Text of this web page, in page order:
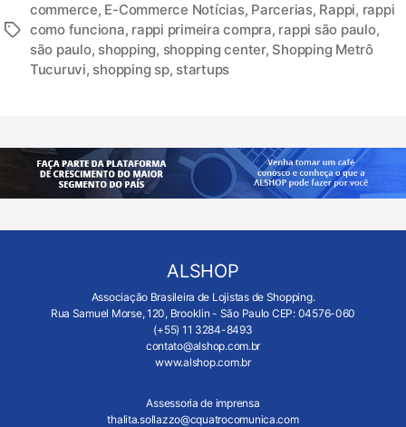
commerce, E-Commerce Notícias, Parcerias, Rappi, rappi
como funciona, rappi primeira compra, rappi são paulo,
são paulo, shopping, shopping center, Shopping Metrô
Tucuruvi, shopping sp, startups
ALSHOP
Associação Brasileira de Lojistas de Shopping.
Rua Samuel Morse, 120, Brooklin - São Paulo CEP: 04576-060
(+55) 11 3284-8493
contato@alshop.com.br
www.alshop.com.br
Assessoria de imprensa
thalita.sollazzo@cquatrocomunica.com